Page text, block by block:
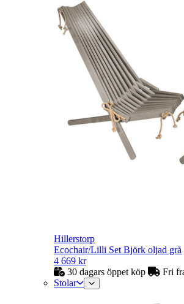
Hillerstorp
Ecochair/Lilli Set Björk oljad grå
4 669 kr
30 dagars öppet köp
Fri
Stolar